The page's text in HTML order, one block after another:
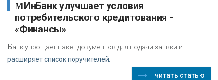
МИнБанк улучшает условия
потребительского кредитования -
«Финансы»
Банк упрощает пакет документов для подачи заявки и
расширяет список поручителей.
читать статью